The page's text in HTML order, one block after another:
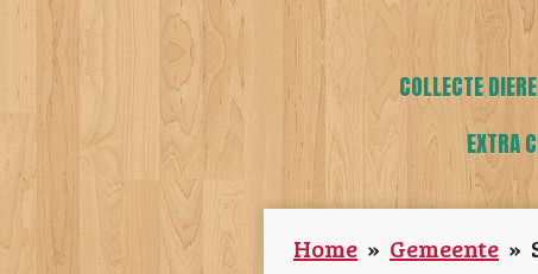
COLLECTE
EXTRA
Home » Gemeente »